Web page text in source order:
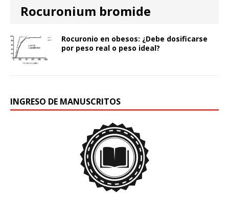
Rocuronium bromide
Rocuronio en obesos: ¿Debe dosificarse
por peso real o peso ideal?
INGRESO DE MANUSCRITOS